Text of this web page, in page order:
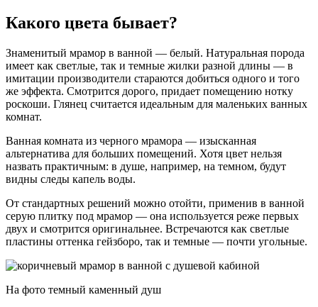
Какого цвета бывает?
Знаменитый мрамор в ванной — белый. Натуральная порода
имеет как светлые, так и темные жилки разной длины — в
имитации производители стараются добиться одного и того
же эффекта. Смотрится дорого, придает помещению нотку
роскоши. Глянец считается идеальным для маленьких ванных
комнат.
Ванная комната из черного мрамора — изысканная
альтернатива для больших помещений. Хотя цвет нельзя
назвать практичным: в душе, например, на темном, будут
видны следы капель воды.
От стандартных решений можно отойти, применив в ванной
серую плитку под мрамор — она ​​используется реже первых
двух и смотрится оригинальнее. Встречаются как светлые
пластины оттенка гейзборо, так и темные — почти угольные.
На фото темный каменный душ